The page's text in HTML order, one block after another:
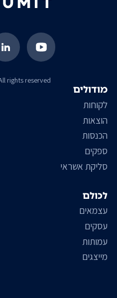
rights reserved
מודולים
לקוחות
הוצאות
הכנסות
ספקים
סליקת אשראי
לכולם
עצמאים
עסקים
עמותות
מייצגים